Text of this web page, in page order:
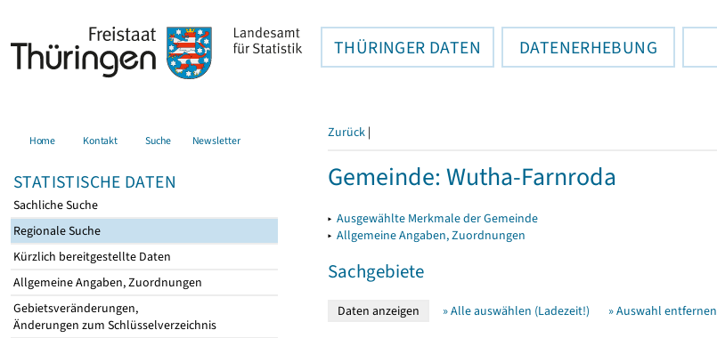
THÜRINGER DATEN DATENERHEBUNG
Home Kontakt Suche Newsletter
STATISTISCHE DATEN
Sachliche Suche
Regionale Suche
Kürzlich bereitgestellte Daten
Allgemeine Angaben, Zuordnungen
Gebietsveränderungen,
Änderungen zum Schlüsselverzeichnis
Zurück |
Gemeinde: Wutha-Farnroda
▸ Ausgewählte Merkmale der Gemeinde
▸ Allgemeine Angaben, Zuordnungen
Sachgebiete
» Alle auswählen (Ladezeit!) » Auswahl entfernen